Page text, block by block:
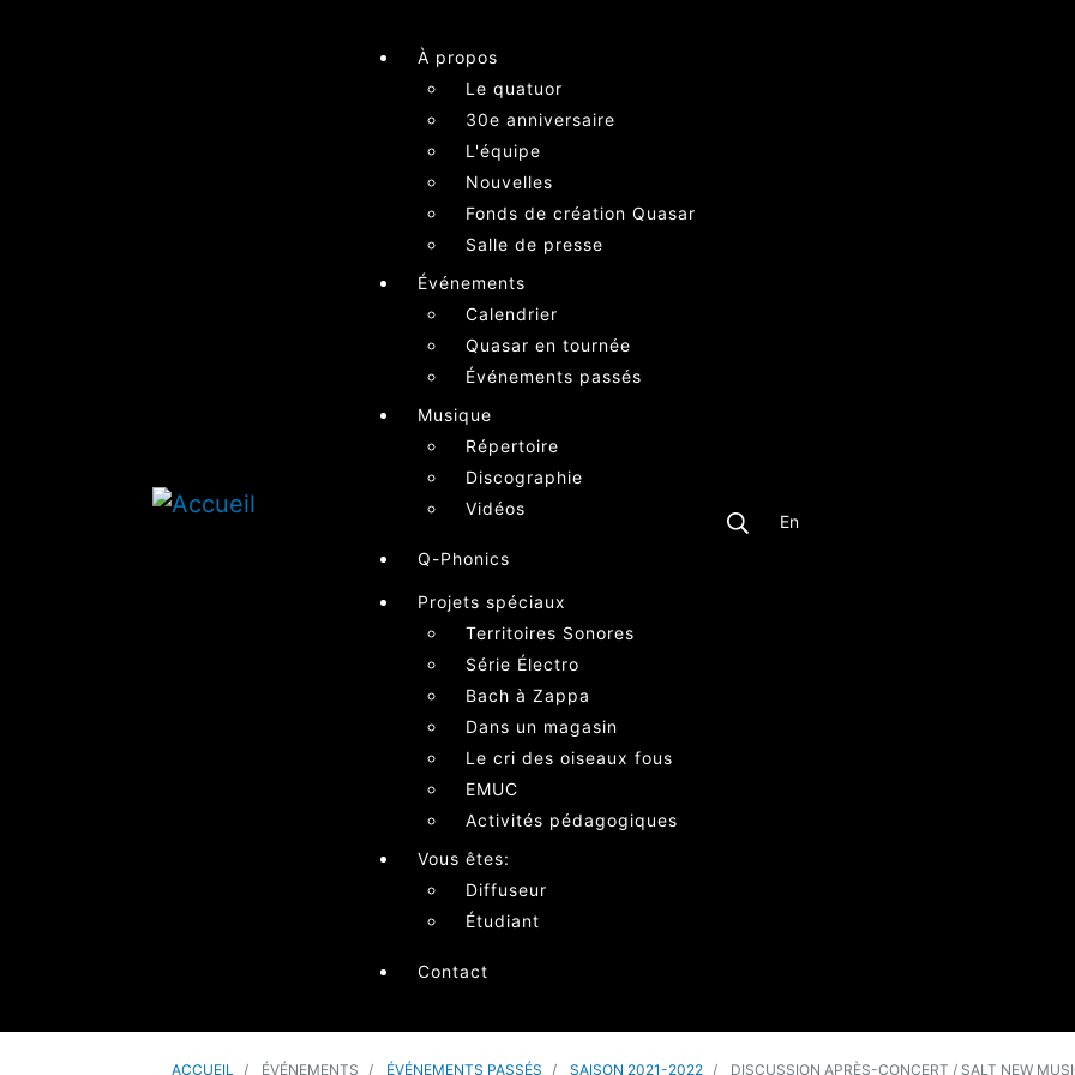
À propos
Le quatuor
30e anniversaire
L'équipe
Nouvelles
Fonds de création Quasar
Salle de presse
Événements
Calendrier
Quasar en tournée
Événements passés
Musique
Répertoire
Discographie
Vidéos
Q-Phonics
Projets spéciaux
Territoires Sonores
Série Électro
Bach à Zappa
Dans un magasin
Le cri des oiseaux fous
EMUC
Activités pédagogiques
Vous êtes:
Diffuseur
Étudiant
Contact
En
ACCUEIL ÉVÉNEMENTS ÉVÉNEMENTS PASSÉS SAISON 2021-2022 DISCUSSION APRÈS-CONCERT / SALT NEW